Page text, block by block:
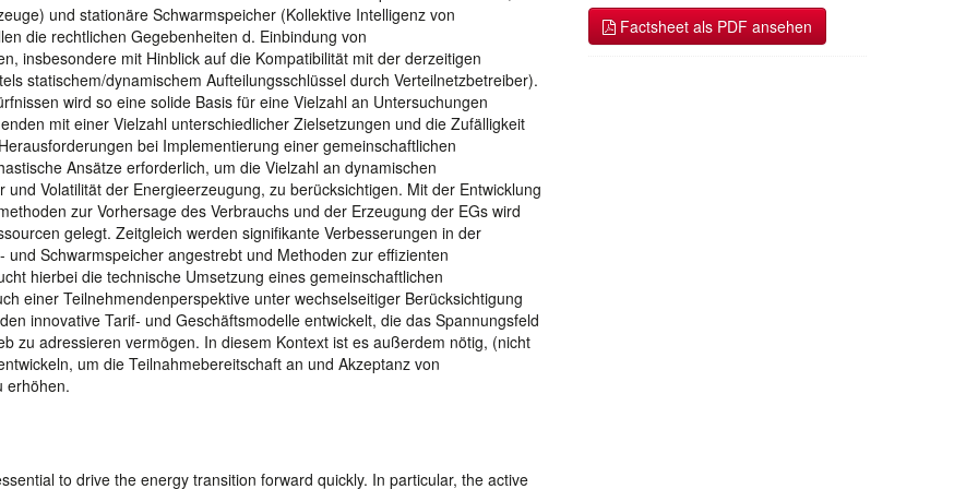
und stationäre Schwarmspeicher (Kollektive Intelligenz von
die rechtlichen Gegebenheiten d. Einbindung von
insbesondere mit Hinblick auf die Kompatibilität mit der derzeitigen
statischem/dynamischem Aufteilungsschlüssel durch Verteilnetzbetreiber).
wird so eine solide Basis für eine Vielzahl an Untersuchungen
mit einer Vielzahl unterschiedlicher Zielsetzungen und die Zufälligkeit
bei Implementierung einer gemeinschaftlichen
Ansätze erforderlich, um die Vielzahl an dynamischen
Volatilität der Energieerzeugung, zu berücksichtigen. Mit der Entwicklung
zur Vorhersage des Verbrauchs und der Erzeugung der EGs wird
gelegt. Zeitgleich werden signifikante Verbesserungen in der
Schwarmspeicher angestrebt und Methoden zur effizienten
hierbei die technische Umsetzung eines gemeinschaftlichen
einer Teilnehmendenperspektive unter wechselseitiger Berücksichtigung
innovative Tarif- und Geschäftsmodelle entwickelt, die das Spannungsfeld
zu adressieren vermögen. In diesem Kontext ist es außerdem nötig, (nicht
um die Teilnahmebereitschaft an und Akzeptanz von
erhöhen.
to drive the energy transition forward quickly. In particular, the active
Factsheet als PDF ansehen